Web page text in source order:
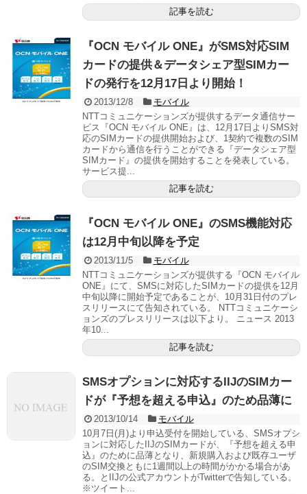
記事を読む
『OCN モバイル ONE』がSMS対応SIM
カードの提供＆データシェア型SIMカー
ドの発行を12月17日より開始！
2013/12/8
モバイル
NTTコミュニケーションズが提供するデータ通信サー
ビス『OCN モバイル ONE』は、12月17日よりSMS対
応のSIMカードの提供開始および、1契約で複数のSIM
カードから通信を行うことができる『データシェア型
SIMカード』の提供を開始することを発表している。
サービス提...
記事を読む
『OCN モバイル ONE』のSMS機能対応
は12月中旬以降を予定
2013/11/5
モバイル
NTTコミュニケーションズが提供する『OCN モバイル
ONE』にて、SMSに対応したSIMカードの提供を12月
中旬以降に開始予定であることが、10月31日付のプレ
スリリースにて告知されている。 NTTコミュニケーシ
ョンズのプレスリリースは以下より。 ニュース 2013
年10...
記事を読む
SMSオプションに対応するIIJのSIMカー
ドが『予想を超える申込』のため品薄に
2013/10/14
モバイル
10月7日(月)より申込受付を開始している、SMSオプシ
ョンに対応したIIJのSIMカードが、『予想を超える申
込』のために品薄となり、新規購入および既存ユーザ
のSIM交換ともに1週間以上の時間がかかる場合があ
る。とIIJの公式アカウントがTwitterで告知している。
※ツイート...